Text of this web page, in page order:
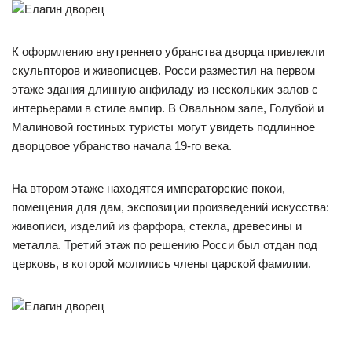
К оформлению внутреннего убранства дворца привлекли
скульпторов и живописцев. Росси разместил на первом
этаже здания длинную анфиладу из нескольких залов с
интерьерами в стиле ампир. В Овальном зале, Голубой и
Малиновой гостиных туристы могут увидеть подлинное
дворцовое убранство начала 19-го века.
На втором этаже находятся императорские покои,
помещения для дам, экспозиции произведений искусства:
живописи, изделий из фарфора, стекла, древесины и
металла. Третий этаж по решению Росси был отдан под
церковь, в которой молились члены царской фамилии.